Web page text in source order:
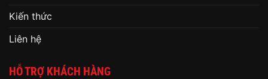
Kiến thức
Liên hệ
HỖ TRỢ KHÁCH HÀNG